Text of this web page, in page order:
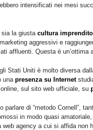
intensificati nei mesi
sia la giustacultura
aggressivi e
affluenti. Questa è un’ottima
Stati Uniti è molto diversa
una presenza su Internet
sul sito web ufficiale, su
di “metodo Cornell”,
in modo quasi
agency a cui si affida non